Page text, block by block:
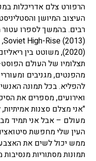
הרפורט צלם אדריכלות
העיצוב המיושן
(2020), משוטט בין
תצלומיו של העולם
מהפנטים, מגניבים
להפליא. בכל תמונה
ואירועים, מספרים את
"אני מצלם סצנות
מעולם – אבל אני תמיד
העין שלי מחפשת
ממש יכול לשים את
תמונות מסתוריות